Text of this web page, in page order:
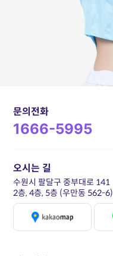
문의전화
1666-5995
오시는 길
수원시 팔달구 중부대로 141
2층, 4층, 5층 (우만동 562-6)